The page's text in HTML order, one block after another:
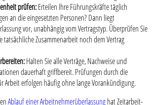
prüfen:Erteilen Ihre Führungskräfte täglich
an die eingesetzten Personen? Dann liegt
vor, unabhängig vom Vertragstyp. Überprüfen Sie
tatsächliche Zusammenarbeit noch dem Vertrag
Halten Sie alle Verträge, Nachweise und
dauerhaft griffbereit. Prüfungen durch die
Arbeit erfolgen häufig ohne lange Vorankündigung.
Ablauf einer Arbeitnehmerüberlassunghat Zeitarbeit-